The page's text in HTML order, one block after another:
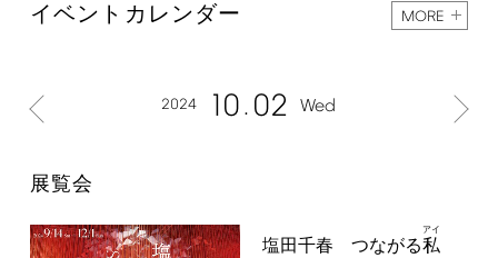
イベントカレンダー MORE
2024 10 02 Wed
展覧会
塩田千春 つながる私
アイ